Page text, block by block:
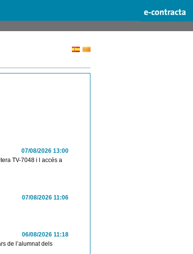
07/08/2026 13:00
TV-7048 i l accés a
07/08/2026 11:06
06/08/2026 11:18
de l’alumnat dels